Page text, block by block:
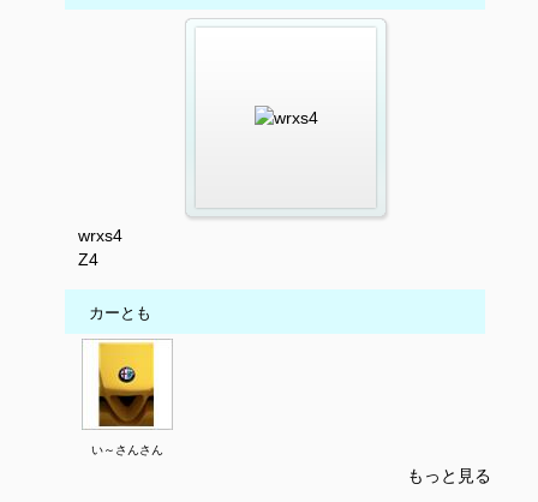
wrxs4
Z4
カーとも
い～さんさん
もっと見る